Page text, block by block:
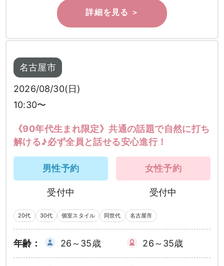
名古屋市
2026/08/30(日)
10:30〜
《90年代生まれ限定》共通の話題で自然に打ち
解ける♪必ず全員と話せる安心進行！
男性予約
受付中
女性予約
受付中
20代 30代 個室スタイル 同世代 名古屋市
年齢： 26～35歳 26～35歳
検索